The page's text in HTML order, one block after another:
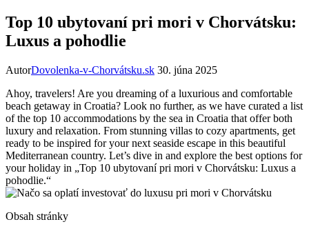
Top 10 ubytovaní pri mori v Chorvátsku:
Luxus a pohodlie
AutorDovolenka-v-Chorvátsku.sk 30. júna 2025
Ahoy, travelers! Are you dreaming of a luxurious and comfortable
beach getaway in Croatia? Look no further, as we have curated a list
of the top 10 accommodations by the sea in Croatia that offer both
luxury and relaxation. From stunning villas to cozy apartments, get
ready to be inspired for your next seaside escape in this beautiful
Mediterranean country. Let’s dive in and explore the best options for
your holiday in „Top 10 ubytovaní pri mori v Chorvátsku: Luxus a
pohodlie.“
Obsah stránky